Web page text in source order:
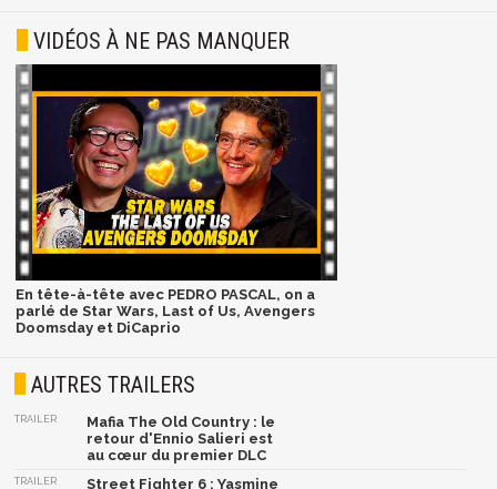
VIDÉOS À NE PAS MANQUER
En tête-à-tête avec PEDRO PASCAL, on a
parlé de Star Wars, Last of Us, Avengers
Doomsday et DiCaprio
AUTRES TRAILERS
TRAILER
Mafia The Old Country : le
retour d'Ennio Salieri est
au cœur du premier DLC
TRAILER Street Fighter 6 : Yasmine